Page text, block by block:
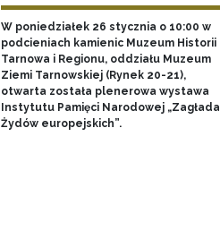
W poniedziałek 26 stycznia o 10:00 w
podcieniach kamienic Muzeum Historii
Tarnowa i Regionu, oddziału Muzeum
Ziemi Tarnowskiej (Rynek 20-21),
otwarta została plenerowa wystawa
Instytutu Pamięci Narodowej „Zagłada
Żydów europejskich”.